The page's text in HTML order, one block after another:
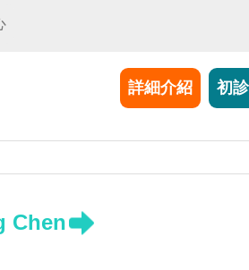
療法，特別是對於反覆發作難以
搭配照光治療（傳統窄波紫外
氧化碳飛梭雷射治療，加強外
的方式。 6.擅長各式斑點分析
。
詳細介紹 初
Chen